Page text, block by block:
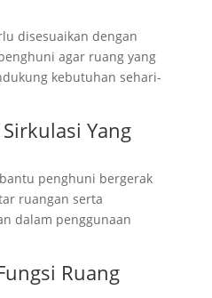
disesuaikan dengan
agar ruang yang
kebutuhan sehari-
Yang
penghuni bergerak
ruangan serta
dalam penggunaan
Ruang